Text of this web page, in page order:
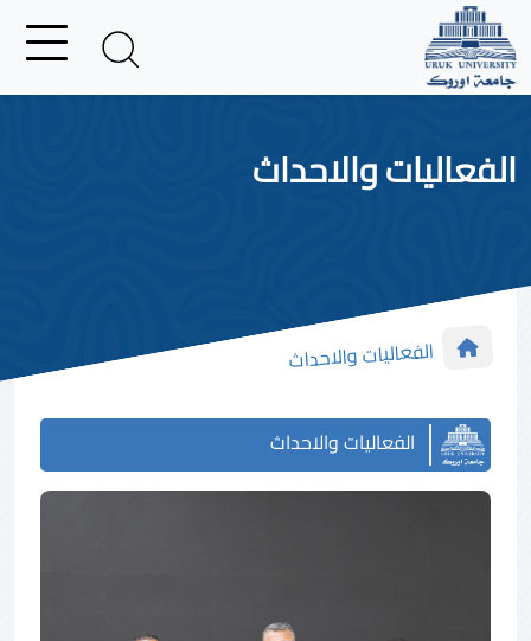
الفعاليات والاحداث
الفعاليات والاحداث
الفعاليات والاحداث